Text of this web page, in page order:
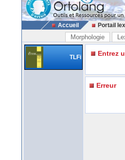
Accueil Portail
Morphologie
TLFi Entrez
Erreur